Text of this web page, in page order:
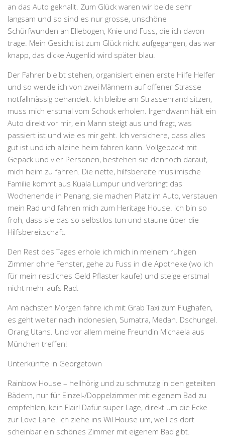
an das Auto geknallt. Zum Glück waren wir beide sehr
langsam und so sind es nur grosse, unschöne
Schürfwunden an Ellebogen, Knie und Fuss, die ich davon
trage. Mein Gesicht ist zum Glück nicht aufgegangen, das war
knapp, das dicke Augenlid wird später blau.
Der Fahrer bleibt stehen, organisiert einen erste Hilfe Helfer
und so werde ich von zwei Männern auf offener Strasse
notfallmässig behandelt. Ich bleibe am Strassenrand sitzen,
muss mich erstmal vom Schock erholen. Irgendwann hält ein
Auto direkt vor mir, ein Mann steigt aus und fragt, was
passiert ist und wie es mir geht. Ich versichere, dass alles
gut ist und ich alleine heim fahren kann. Vollgepackt mit
Gepäck und vier Personen, bestehen sie dennoch darauf,
mich heim zu fahren. Die nette, hilfsbereite muslimische
Familie kommt aus Kuala Lumpur und verbringt das
Wochenende in Penang, sie machen Platz im Auto, verstauen
mein Rad und fahren mich zum Heritage House. Ich bin so
froh, dass sie das so selbstlos tun und staune über die
Hilfsbereitschaft.
Den Rest des Tages erhole ich mich in meinem ruhigen
Zimmer ohne Fenster, gehe zu Fuss in die Apotheke (wo ich
für mein restliches Geld Pflaster kaufe) und steige erstmal
nicht mehr aufs Rad.
Am nächsten Morgen fahre ich mit Grab Taxi zum Flughafen,
es geht weiter nach Indonesien, Sumatra, Medan. Dschungel.
Orang Utans. Und vor allem meine Freundin Michaela aus
München treffen!
Unterkünfte in Georgetown
Rainbow House – hellhörig und zu schmutzig in den geteilten
Bädern, nur für Einzel-/Doppelzimmer mit eigenem Bad zu
empfehlen, kein Flair! Dafür super Lage, direkt um die Ecke
zur Love Lane. Ich ziehe ins Wil House um, weil es dort
scheinbar ein schönes Zimmer mit eigenem Bad gibt.